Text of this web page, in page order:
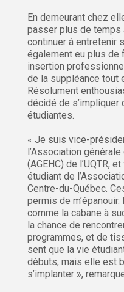
En demeurant chez
passer plus de temps
continuer à entretenir
également eu plus de
insertion
de la suppléance tout
Résolument
décidé de
étudiantes.
« Je suis vice-
l’Association
(AGEHC) de l’UQTR,
étudiant de
Centre-du-Québec.
permis de
comme la cabane à
la chance de
programmes, et de
sent que la vie
débuts, mais elle est
s’implanter »,